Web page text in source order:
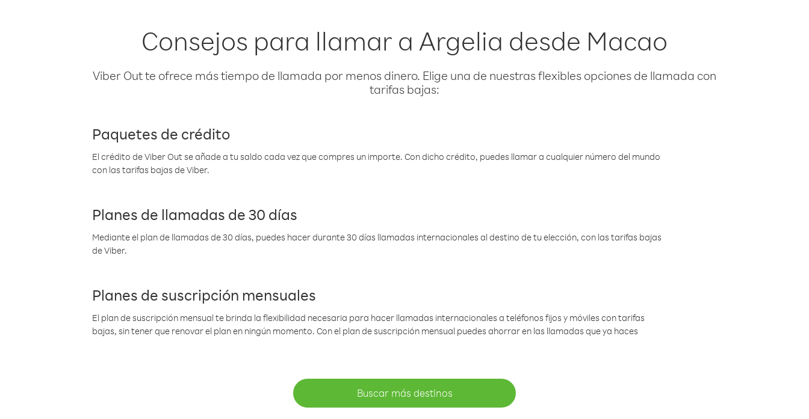
Consejos para llamar a Argelia desde Macao
Viber Out te ofrece más tiempo de llamada por menos dinero. Elige una de nuestras flexibles opciones de llamada con
tarifas bajas:
Paquetes de crédito
El crédito de Viber Out se añade a tu saldo cada vez que compres un importe. Con dicho crédito, puedes llamar a cualquier número del mundo
con las tarifas bajas de Viber.
Planes de llamadas de 30 días
Mediante el plan de llamadas de 30 días, puedes hacer durante 30 días llamadas internacionales al destino de tu elección, con las tarifas bajas
de Viber.
Planes de suscripción mensuales
El plan de suscripción mensual te brinda la flexibilidad necesaria para hacer llamadas internacionales a teléfonos fijos y móviles con tarifas
bajas, sin tener que renovar el plan en ningún momento. Con el plan de suscripción mensual puedes ahorrar en las llamadas que ya haces
Buscar más destinos